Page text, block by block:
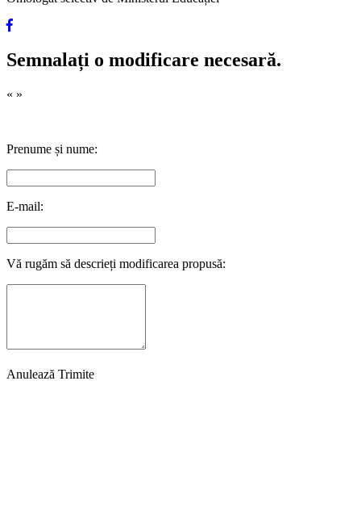
Semnalați o modificare necesară.
« »
Prenume și nume:
E-mail:
Vă rugăm să descrieți modificarea propusă:
Anulează Trimite